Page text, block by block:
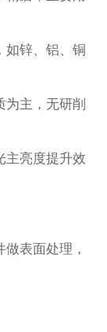
如锌、铝、铜
主，无研削
主亮度提升效
表面处理，